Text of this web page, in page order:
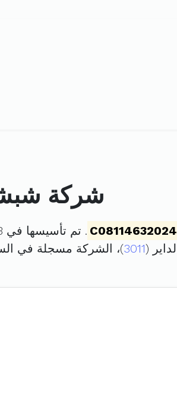
شركة
C08114632024 . تم تأسيسها في 13 مارس 2024 برأس مال قدره
3011)، الشركة مسجلة في